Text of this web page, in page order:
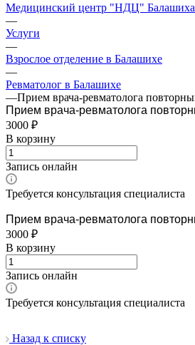
Медицинский центр "НДЦ" Балашиха
—
Услуги
—
Взрослое отделение в Балашихе
—
Ревматолог в Балашихе
—Прием врача-ревматолога
Прием врача-ревматолога
3000 ₽
В корзину
Запись онлайн
Требуется консультация специалиста
Прием врача-ревматолога
3000 ₽
В корзину
Запись онлайн
Требуется консультация специалиста
Назад к списку